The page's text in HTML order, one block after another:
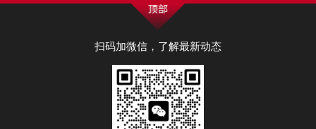
扫码加微信，了解最新动态